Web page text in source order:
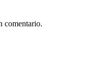
comentario.